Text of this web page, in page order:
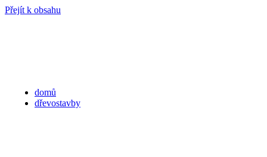
Přejít k obsahu
domů
dřevostavby